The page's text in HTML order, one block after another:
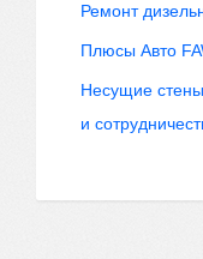
Ремонт
Плюсы Авто
Несущие
и